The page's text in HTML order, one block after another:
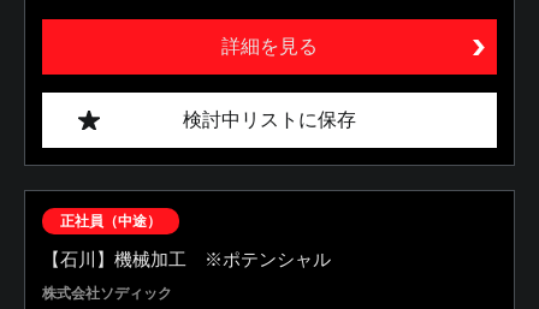
詳細を見る
検討中リストに保存
正社員（中途）
【石川】機械加工 ※ポテンシャル
株式会社ソディック